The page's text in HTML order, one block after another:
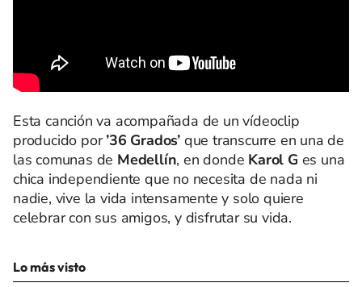
Esta canción va acompañada de un vídeoclip
producido por’36 Grados’ que transcurre en una de
las comunas de Medellín, en donde Karol G es una
chica independiente que no necesita de nada ni
nadie, vive la vida intensamente y solo quiere
celebrar con sus amigos, y disfrutar su vida.
Lo más visto